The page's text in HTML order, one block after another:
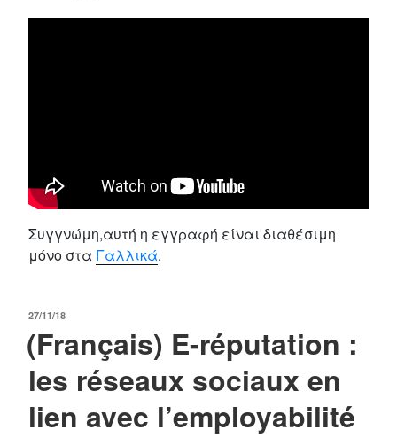
Συγγνώμη,αυτή η εγγραφή είναι διαθέσιμη
μόνο στα Γαλλικά.
POSTED
27/11/18
(Français) E-réputation :
les réseaux sociaux en
lien avec l’employabilité